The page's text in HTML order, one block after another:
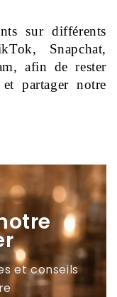
sur différents
Snapchat,
afin de rester
partager notre
et conseils